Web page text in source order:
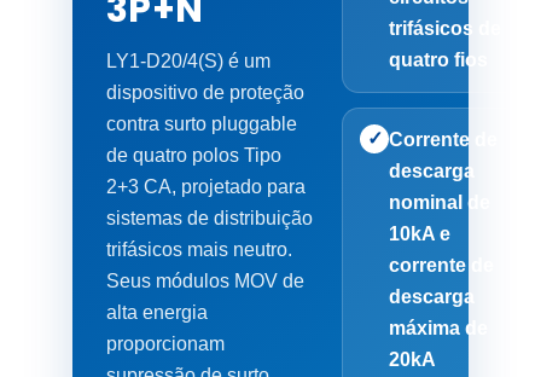
3P+N
LY1-D20/4(S) é um
dispositivo de proteção
contra surto pluggable
de quatro polos Tipo
2+3 CA, projetado para
sistemas de distribuição
trifásicos mais neutro.
Seus módulos MOV de
alta energia
proporcionam
trifásicos de
quatro fios
✓ Corrente de
descarga
nominal de
10kA e
corrente de
descarga
máxima de
20kA